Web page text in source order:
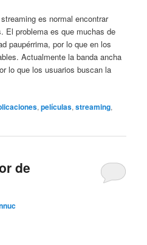
es normal encontrar
El problema es que muchas de
paupérrima, por lo que en los
Actualmente la banda ancha
lo que los usuarios buscan la
,películas,streaming,
de